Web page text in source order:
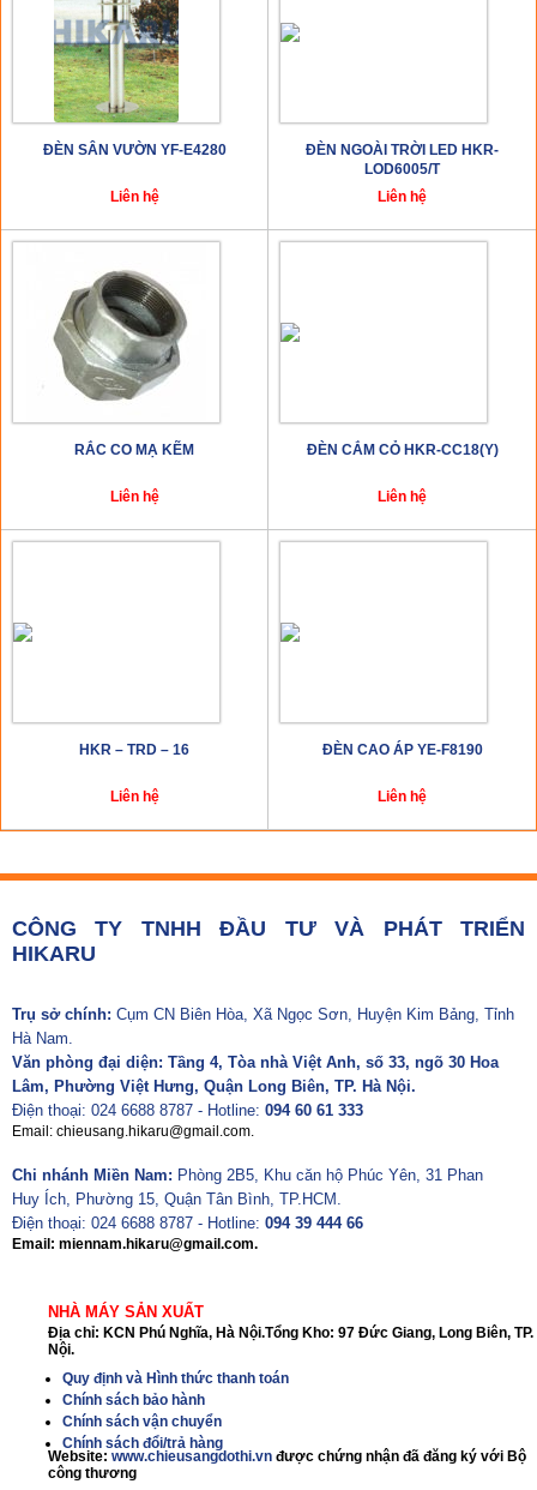
ĐÈN SÂN VƯỜN YF-E4280
Liên hệ
ĐÈN NGOÀI TRỜI LED HKR-
LOD6005/T
Liên hệ
RẮC CO MẠ KẼM
Liên hệ
ĐÈN CẮM CỎ HKR-CC18(Y)
Liên hệ
HKR – TRD – 16
Liên hệ
ĐÈN CAO ÁP YE-F8190
Liên hệ
CÔNG TY TNHH ĐẦU TƯ VÀ PHÁT TRIỂN
HIKARU
Trụ sở chính: Cụm CN Biên Hòa, Xã Ngọc Sơn, Huyện Kim Bảng, Tỉnh
Hà Nam.
Văn phòng đại diện: Tầng 4, Tòa nhà Việt Anh, số 33, ngõ 30 Hoa
Lâm, Phường Việt Hưng, Quận Long Biên, TP. Hà Nội.
Điện thoại: 024 6688 8787 - Hotline: 094 60 61 333
Email: chieusang.hikaru@gmail.com.
Chi nhánh Miền Nam: Phòng 2B5, Khu căn hộ Phúc Yên, 31 Phan
Huy Ích, Phường 15, Quận Tân Bình, TP.HCM.
Điện thoại: 024 6688 8787 - Hotline: 094 39 444 66
Email: miennam.hikaru@gmail.com.
NHÀ MÁY SẢN XUẤT
Địa chỉ: KCN Phú Nghĩa, Hà Nội.Tổng Kho: 97 Đức Giang, Long Biên, TP.
Nội.
Quy định và Hình thức thanh toán
Chính sách bảo hành
Chính sách vận chuyển
Chính sách đổi/trả hàng
Website: www.chieusangdothi.vn được chứng nhận đã đăng ký với Bộ
công thương